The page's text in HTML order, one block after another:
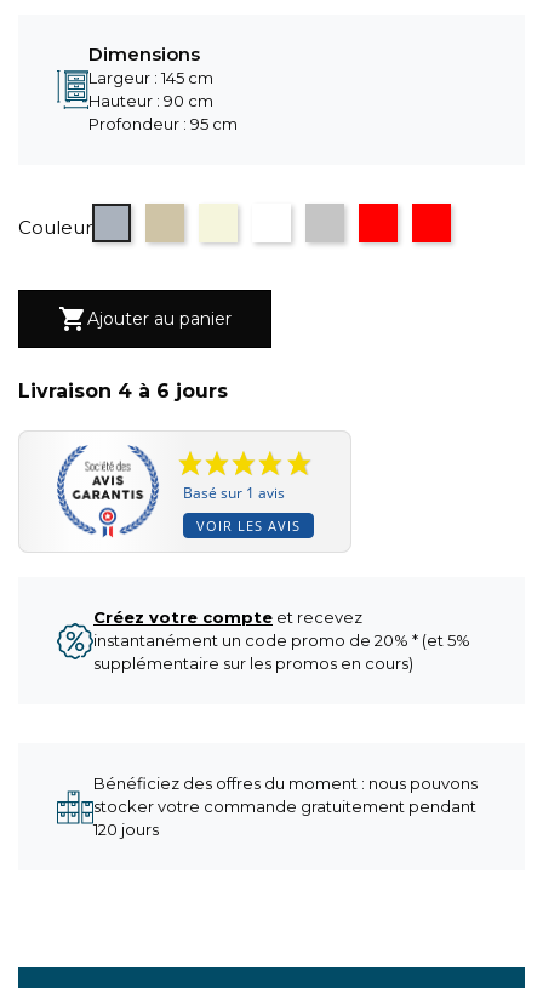
Dimensions
Largeur : 145 cm
Hauteur : 90 cm
Profondeur : 95 cm
Couleur
Gris
Ajouter au panier
Livraison 4 à 6 jours
Basé sur 1 avis
VOIR LES AVIS
Créez votre compte et recevez
instantanément un code promo de 20% * (et 5%
supplémentaire sur les promos en cours)
Bénéficiez des offres du moment : nous pouvons
stocker votre commande gratuitement pendant
120 jours